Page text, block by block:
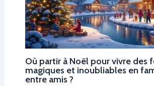
Où partir à Noël pour vivre des
magiques et inoubliables en
entre amis ?